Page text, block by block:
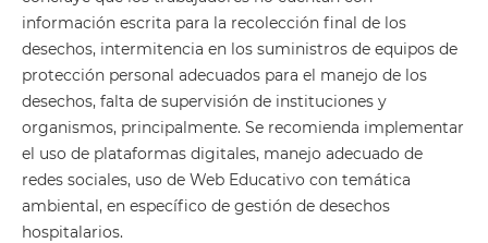
información escrita para la recolección final de los
desechos, intermitencia en los suministros de equipos de
protección personal adecuados para el manejo de los
desechos, falta de supervisión de instituciones y
organismos, principalmente. Se recomienda implementar
el uso de plataformas digitales, manejo adecuado de
redes sociales, uso de Web Educativo con temática
ambiental, en específico de gestión de desechos
hospitalarios.